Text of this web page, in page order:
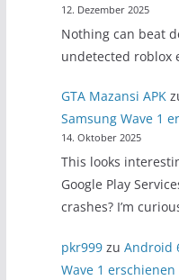
12. Dezember 2025
Nothing can beat
undetected roblox
GTA Mazansi APK
Samsung Wave 1
14. Oktober 2025
This looks
Google Play
crashes? I’m
pkr999 zuAndroid
Wave 1 erschienen